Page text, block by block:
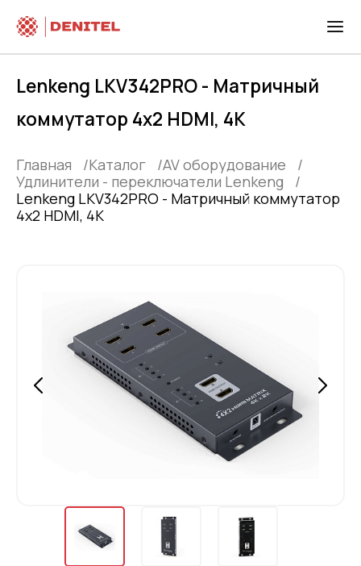
Lenkeng LKV342PRO - Матричный
коммутатор 4x2 HDMI, 4K
Главная Каталог
AV оборудование
Удлинители - переключатели Lenkeng
Lenkeng LKV342PRO - Матричный коммутатор
4x2 HDMI, 4K